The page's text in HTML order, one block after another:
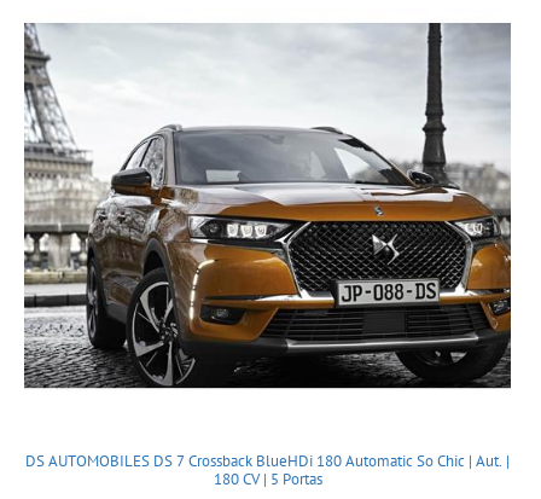
DS AUTOMOBILES DS 7 Crossback BlueHDi 180 Automatic So Chic | Aut. |
180 CV | 5 Portas